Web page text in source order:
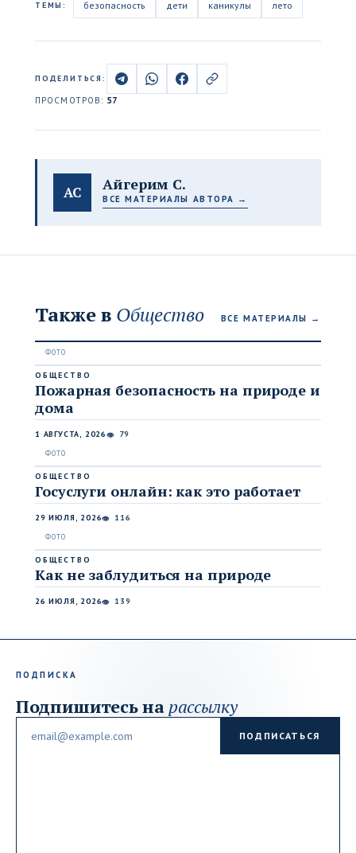
ТЕМЫ: безопасность дети каникулы лето
ПОДЕЛИТЬСЯ:
ПРОСМОТРОВ: 57
АС Айгерим С.
ВСЕ МАТЕРИАЛЫ АВТОРА →
Также в Общество ВСЕ МАТЕРИАЛЫ →
ОБЩЕСТВО
Пожарная безопасность на природе и
дома
1 АВГУСТА, 2026👁 79
ОБЩЕСТВО
Госуслуги онлайн: как это работает
29 ИЮЛЯ, 2026👁 116
ОБЩЕСТВО
Как не заблудиться на природе
26 ИЮЛЯ, 2026👁 139
ПОДПИСКА
Подпишитесь на рассылку
ПОДПИСАТЬСЯ